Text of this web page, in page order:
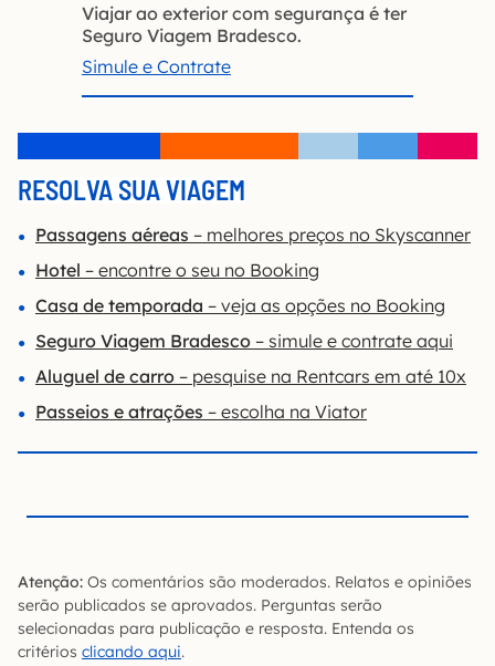
Viajar ao exterior com segurança é ter
Seguro Viagem Bradesco.
Simule e Contrate
RESOLVA SUA VIAGEM
Passagens aéreas – melhores preços no Skyscanner
Hotel – encontre o seu no Booking
Casa de temporada – veja as opções no Booking
Seguro Viagem Bradesco – simule e contrate aqui
Aluguel de carro – pesquise na Rentcars em até 10x
Passeios e atrações – escolha na Viator
Atenção: Os comentários são moderados. Relatos e opiniões
serão publicados se aprovados. Perguntas serão
selecionadas para publicação e resposta. Entenda os
critérios clicando aqui.